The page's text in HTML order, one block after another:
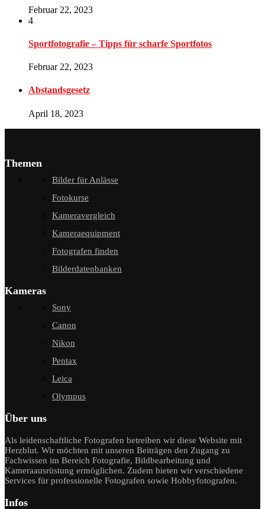
Februar 22, 2023
4
Sportfotografie – Tipps für scharfe Sportfotos
Februar 22, 2023
Abstandsgesetz
April 18, 2023
Themen
Bilder für Anlässe
Fotokurse
Kameravergleich
Kameraequipment
Fotografen finden
Bilderdatenbanken
Kameras
Sony
Canon
Nikon
Pentax
Leica
Olympus
Über uns
Als leidenschaftliche Fotografen betreiben wir diese Website mit
Herzblut. Wir möchten mit unseren Beiträgen den Zugang zu
Fachwissen im Bereich Fotografie, Bildbearbeitung und
Kameraausrüstung ermöglichen. Zudem bieten wir verschiedene
Services für professionelle Fotografen sowie Hobbyfotografen.
Infos